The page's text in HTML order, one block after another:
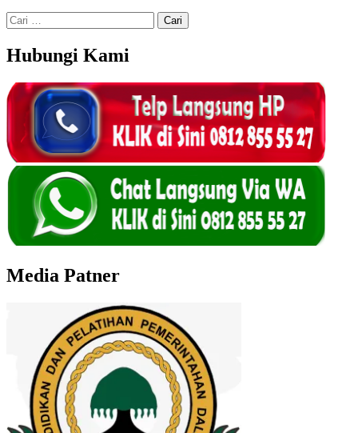
Cari
untuk:
Hubungi Kami
Media Patner